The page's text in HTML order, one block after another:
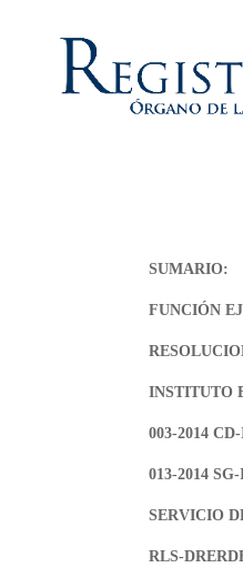
SUMARIO:
FUNCIÓN
INSTITUTO
003-2014
013-2014
SERVICIO
RLS-